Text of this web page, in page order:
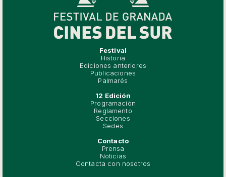
Festival
Historia
Ediciones anteriores
Publicaciones
Palmarés
12 Edición
Programación
Reglamento
Secciones
Sedes
Contacto
Prensa
Noticias
Contacta con nosotros